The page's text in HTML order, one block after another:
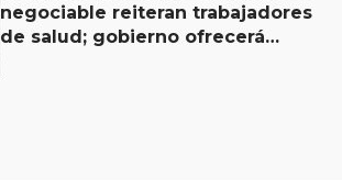
negociable reiteran trabajadores
de salud; gobierno ofrecerá